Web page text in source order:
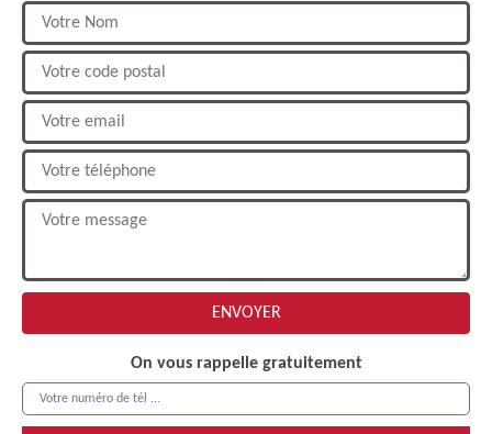
On vous rappelle gratuitement